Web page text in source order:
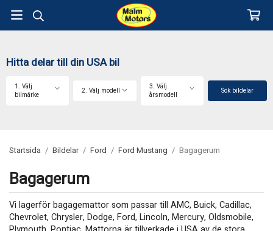
Hitta delar till din USA bil
1. Välj
bilmärke
2. Välj modell
3. Välj
årsmodell
Sök bildelar
Startsida / Bildelar / Ford / Ford Mustang / Bagagerum
Bagagerum
Vi lagerför bagagemattor som passar till AMC, Buick, Cadillac,
Chevrolet, Chrysler, Dodge, Ford, Lincoln, Mercury, Oldsmobile,